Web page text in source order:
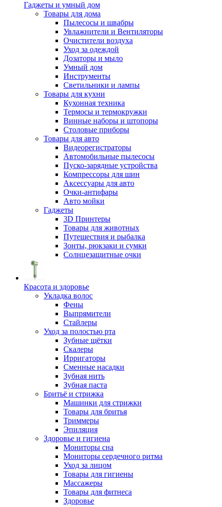
Гаджеты и умный дом
Товары для дома
Пылесосы и швабры
Увлажнители и Вентиляторы
Очистители воздуха
Уход за одеждой
Дозаторы и мыло
Умный дом
Инструменты
Светильники и лампы
Товары для кухни
Кухонная техника
Термосы и термокружки
Винные наборы и штопоры
Столовые приборы
Товары для авто
Видеорегистраторы
Автомобильные пылесосы
Пуско-зарядные устройства
Компрессоры для шин
Аксессуары для авто
Очки-антифары
Авто мойки
Гаджеты
3D Принтеры
Товары для животных
Путешествия и рыбалка
Зонты, рюкзаки и сумки
Солнцезащитные очки
Красота и здоровье
Укладка волос
Фены
Выпрямители
Стайлеры
Уход за полостью рта
Зубные щётки
Скалеры
Ирригаторы
Сменные насадки
Зубная нить
Зубная паста
Бритьё и стрижка
Машинки для стрижки
Товары для бритья
Триммеры
Эпиляция
Здоровье и гигиена
Мониторы сна
Мониторы сердечного ритма
Уход за лицом
Товары для гигиены
Массажеры
Товары для фитнеса
Здоровье